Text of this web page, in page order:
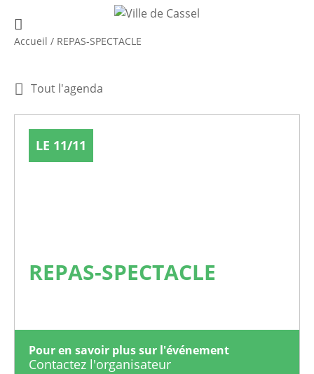
Accueil / REPAS-SPECTACLE
Tout l'agenda
LE 11/11
REPAS-SPECTACLE
Pour en savoir plus sur l'événement
Contactez l'organisateur